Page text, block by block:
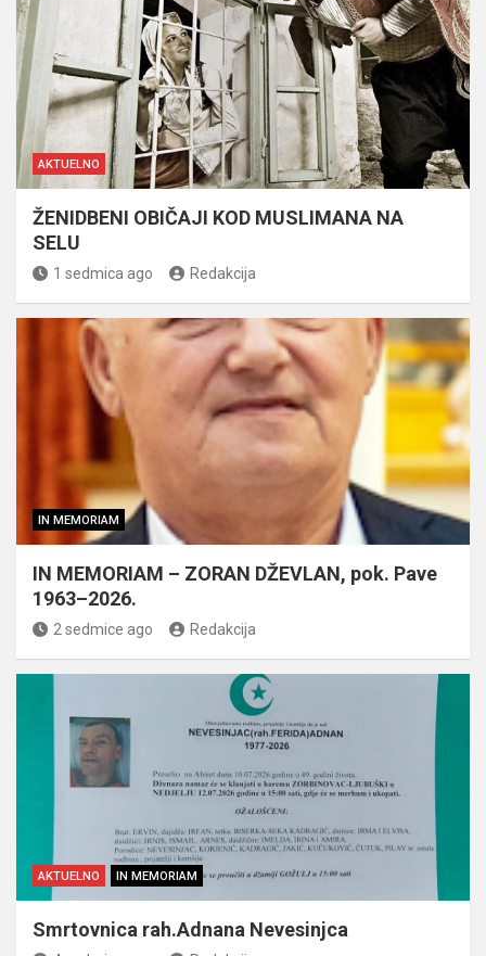
AKTUELNO
ŽENIDBENI OBIČAJI KOD MUSLIMANA NA
SELU
1 sedmica ago Redakcija
IN MEMORIAM
IN MEMORIAM – ZORAN DŽEVLAN, pok. Pave
1963–2026.
2 sedmice ago Redakcija
AKTUELNO IN MEMORIAM
Smrtovnica rah.Adnana Nevesinjca